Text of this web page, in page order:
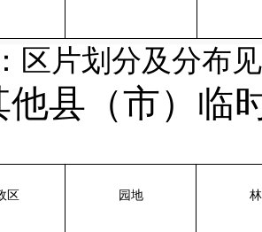
区片划分及分布
他县（市）临
区 园地